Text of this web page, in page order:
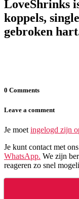
LoveShrinks
koppels,
gebroken
0 Comments
Leave a comment
Je moet ingelogd zijn
Je kunt contact met
WhatsApp. We zijn
reageren zo snel